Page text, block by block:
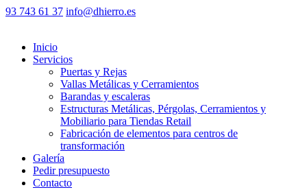
93 743 61 37 info@dhierro.es
Inicio
Servicios
Puertas y Rejas
Vallas Metálicas y Cerramientos
Barandas y escaleras
Estructuras Metálicas, Pérgolas, Cerramientos y
Mobiliario para Tiendas Retail
Fabricación de elementos para centros de
transformación
Galería
Pedir presupuesto
Contacto